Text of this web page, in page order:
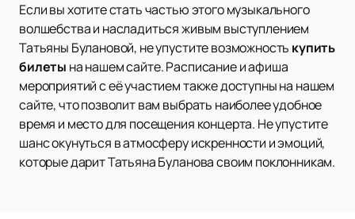
Если вы хотите стать частью этого музыкального
волшебства и насладиться живым выступлением
Татьяны Булановой, не упустите возможность купить
билеты на нашем сайте. Расписание и афиша
мероприятий с её участием также доступны на нашем
сайте, что позволит вам выбрать наиболее удобное
время и место для посещения концерта. Не упустите
шанс окунуться в атмосферу искренности и эмоций,
которые дарит Татьяна Буланова своим поклонникам.